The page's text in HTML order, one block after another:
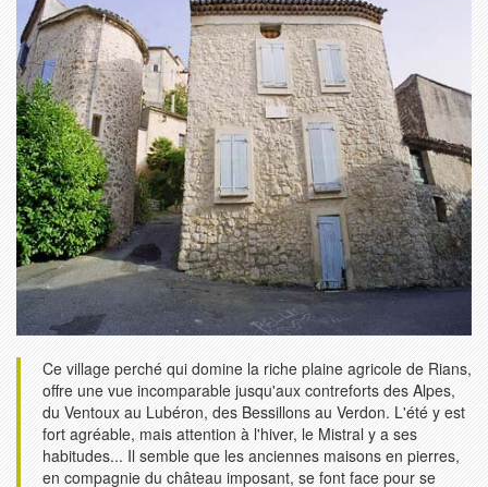
Ce village perché qui domine la riche plaine agricole de Rians,
offre une vue incomparable jusqu'aux contreforts des Alpes,
du Ventoux au Lubéron, des Bessillons au Verdon. L'été y est
fort agréable, mais attention à l'hiver, le Mistral y a ses
habitudes... Il semble que les anciennes maisons en pierres,
en compagnie du château imposant, se font face pour se